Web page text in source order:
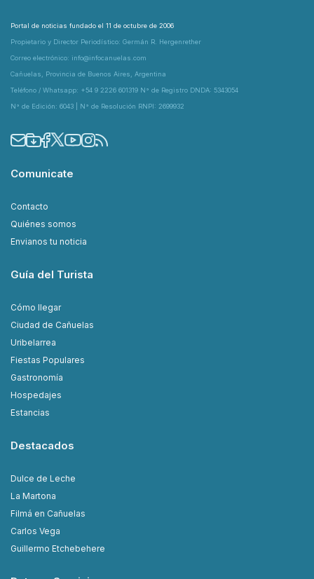
Portal de noticias fundado el 11 de octubre de 2006
Propietario y Director Periodístico: Germán R. Hergenrether
Correo electrónico: info@infocanuelas.com
Cañuelas, Provincia de Buenos Aires, Argentina
Teléfono / Whatsapp: +54 9 2226 601319 N° de Registro DNDA: 5343054
N° de Edición: 6043 | N° de Resolución RNPI: 2699932
Comunicate
Contacto
Quiénes somos
Envianos tu noticia
Guía del Turista
Cómo llegar
Ciudad de Cañuelas
Uribelarrea
Fiestas Populares
Gastronomía
Hospedajes
Estancias
Destacados
Dulce de Leche
La Martona
Filmá en Cañuelas
Carlos Vega
Guillermo Etchebehere